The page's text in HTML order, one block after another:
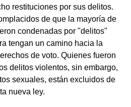
restituciones por sus delitos.
de que la mayoría de
condenadas por "delitos"
tengan un camino hacia la
de voto. Quienes fueron
delitos violentos, sin embargo,
sexuales, están excluidos de
nueva ley.